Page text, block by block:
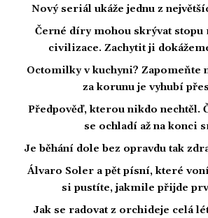
Nový seriál ukáže jednu z
Černé díry mohou skrývat stopu
civilizace. Zachytit ji
Octomilky v kuchyni? Zapomeňte
za korunu je vyhubí
Předpověď, kterou nikdo nechtěl.
se ochladí až na konci
Je běhání dole bez opravdu tak
Álvaro Soler a pět písní, které
si pustíte, jakmile přijde
Jak se radovat z orchideje celá